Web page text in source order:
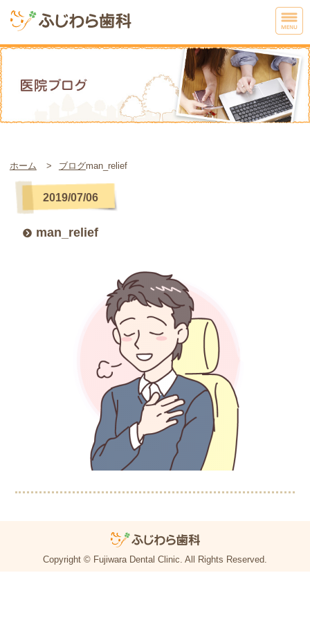
ホーム ブログman_relief
2019/07/06
man_relief
Copyright © Fujiwara Dental Clinic. All Rights Reserved.